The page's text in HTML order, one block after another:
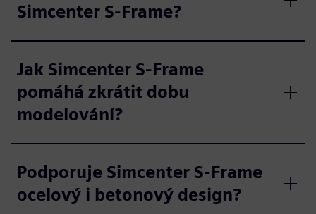
Simcenter S-Frame?
Jak Simcenter S-Frame
pomáhá zkrátit dobu
modelování?
Podporuje Simcenter S-Frame
ocelový i betonový design?